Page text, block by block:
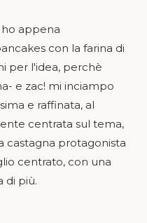
appena
con la farina di
per l'idea, perchè
e zac! mi inciampo
e raffinata, al
centrata sul tema,
castagna protagonista
centrato, con una
di più.